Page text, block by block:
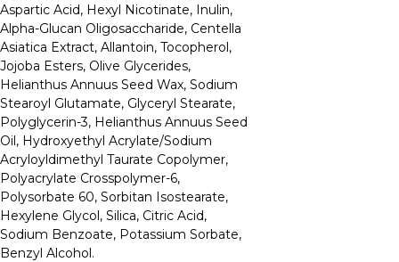
Aspartic Acid, Hexyl Nicotinate, Inulin,
Alpha-Glucan Oligosaccharide, Centella
Asiatica Extract, Allantoin, Tocopherol,
Jojoba Esters, Olive Glycerides,
Helianthus Annuus Seed Wax, Sodium
Stearoyl Glutamate, Glyceryl Stearate,
Polyglycerin-3, Helianthus Annuus Seed
Oil, Hydroxyethyl Acrylate/Sodium
Acryloyldimethyl Taurate Copolymer,
Polyacrylate Crosspolymer-6,
Polysorbate 60, Sorbitan Isostearate,
Hexylene Glycol, Silica, Citric Acid,
Sodium Benzoate, Potassium Sorbate,
Benzyl Alcohol.